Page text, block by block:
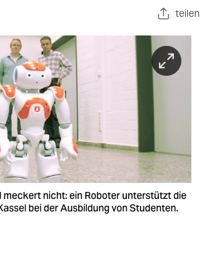
teilen
meckert nicht: ein Roboter unterstützt die
bei der Ausbildung von Studenten.